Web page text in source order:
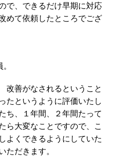
で、できるだけ早期に対応
めて依頼したところでござ
善がなされるということ
たというように評価いたし
ち、１年間、２年間たって
ら大変なことですので、こ
よくできるようにしていた
ただきます。